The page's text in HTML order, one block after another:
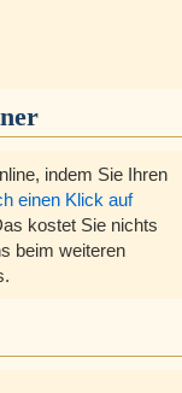
indem Sie Ihren
einen Klick auf
kostet Sie nichts
beim weiteren